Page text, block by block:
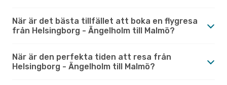
När är det bästa tillfället att boka en flygresa
från Helsingborg - Ängelholm till Malmö?
När är den perfekta tiden att resa från
Helsingborg - Ängelholm till Malmö?